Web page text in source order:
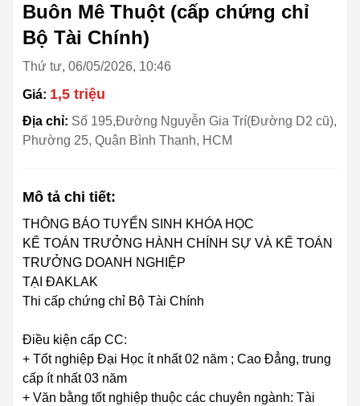
Buôn Mê Thuột (cấp chứng chỉ
Bộ Tài Chính)
Thứ tư, 06/05/2026, 10:46
Giá: 1,5 triệu
Địa chỉ: Số 195,Đường Nguyễn Gia Trí(Đường D2 cũ),
Phường 25, Quận Bình Thạnh, HCM
Mô tả chi tiết:
THÔNG BÁO TUYỂN SINH KHÓA HỌC
KẾ TOÁN TRƯỞNG HÀNH CHÍNH SỰ VÀ KẾ TOÁN
TRƯỞNG DOANH NGHIỆP
TẠI ĐAKLAK
Thi cấp chứng chỉ Bộ Tài Chính
Điều kiện cấp CC:
+ Tốt nghiệp Đại Học ít nhất 02 năm ; Cao Đẳng, trung
cấp ít nhất 03 năm
+ Văn bằng tốt nghiệp thuộc các chuyên ngành: Tài